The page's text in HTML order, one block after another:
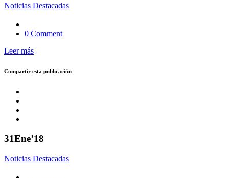
Noticias Destacadas
0 Comment
Leer más
Compartir esta publicación
31Ene’18
Noticias Destacadas